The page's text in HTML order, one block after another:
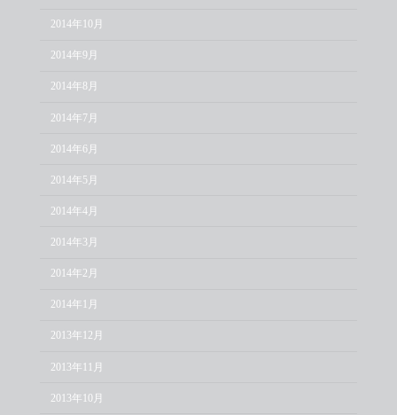
2014年10月
2014年9月
2014年8月
2014年7月
2014年6月
2014年5月
2014年4月
2014年3月
2014年2月
2014年1月
2013年12月
2013年11月
2013年10月